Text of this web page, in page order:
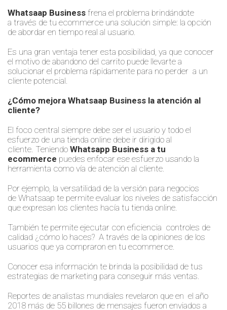
Whatsaap Business frena el problema brindándote
a través de tu ecommerce una solución simple: la opción
de abordar en tiempo real al usuario.
Es una gran ventaja tener esta posibilidad, ya que conocer
el motivo de abandono del carrito puede llevarte a
solucionar el problema rápidamente para no perder a un
cliente potencial.
¿Cómo mejora Whatsaap Business la atención al
cliente?
El foco central siempre debe ser el usuario y todo el
esfuerzo de una tienda online debe ir dirigido al
cliente. Teniendo Whatsapp Business a tu
ecommerce puedes enfocar ese esfuerzo usando la
herramienta como vía de atención al cliente.
Por ejemplo, la versatilidad de la versión para negocios
de Whatsaap te permite evaluar los niveles de satisfacción
que expresan los clientes hacía tu tienda online.
También te permite ejecutar con eficiencia controles de
calidad ¿cómo lo haces? A través de la opiniones de los
usuarios que ya compraron en tu ecommerce.
Conocer esa información te brinda la posibilidad de tus
estrategias de marketing para conseguir más ventas.
Reportes de analistas mundiales revelaron que en el año
2018 más de 55 billones de mensajes fueron enviados a